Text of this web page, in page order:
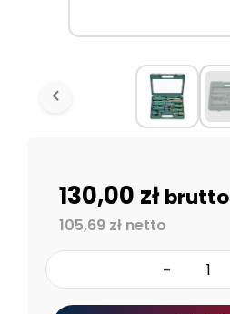
130,00 złbrutto
105,69 zł netto
-